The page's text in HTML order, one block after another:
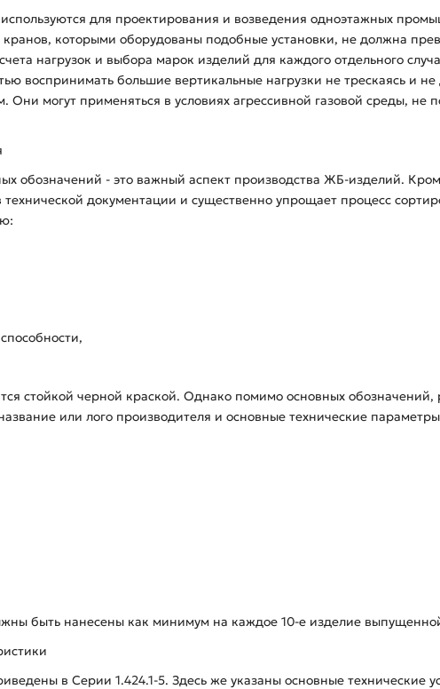
для проектирования и возведения одноэтажных
кранов, которыми оборудованы подобные установки, не должна
нагрузок и выбора марок изделий для каждого отдельного
воспринимать большие вертикальные нагрузки не трескаясь и
могут применяться в условиях агрессивной газовой среды,
обозначений - это важный аспект производства ЖБ-изделий.
технической документации и существенно упрощает процесс
стойкой черной краской. Однако помимо основных
или лого производителя и основные технические
быть нанесены как минимум на каждое 10-е изделие
в Серии 1.424.1-5. Здесь же указаны основные технические